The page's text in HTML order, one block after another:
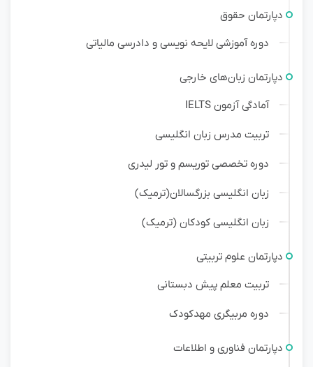
دپارتمان حقوق
دوره آموزشی لایحه نویسی و دادرسی مالیاتی
دپارتمان زبان‌های خارجی
آمادگی آزمون IELTS
تربیت مدرس زبان انگلیسی
دوره تخصصی توریسم و تور لیدری
زبان انگلیسی بزرگسالان(ترمیک)
زبان انگلیسی کودکان (ترمیک)
دپارتمان علوم تربیتی
تربیت معلم پیش دبستانی
دوره مربیگری مهدکودک
دپارتمان فناوری و اطلاعات